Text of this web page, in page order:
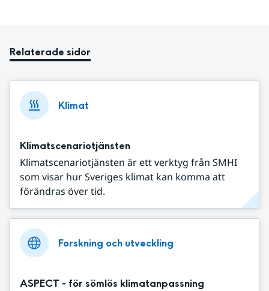
Relaterade sidor
Klimat
Klimatscenariotjänsten
Klimatscenariotjänsten är ett verktyg från SMHI
som visar hur Sveriges klimat kan komma att
förändras över tid.
Forskning och utveckling
ASPECT - för sömlös klimatanpassning